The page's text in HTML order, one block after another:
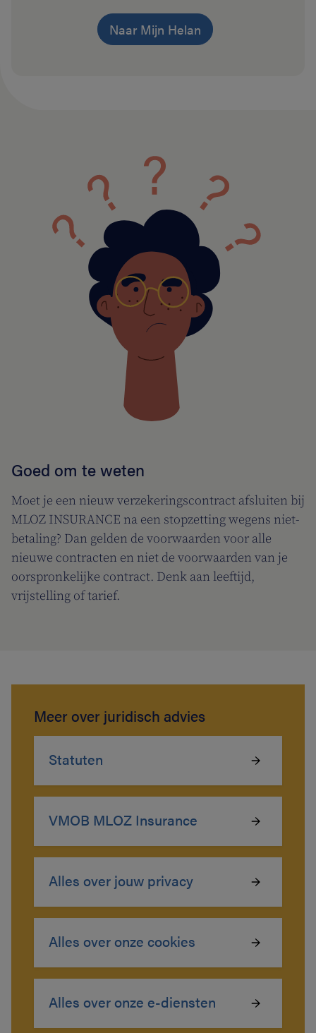
Naar Mijn Helan
Goed om te weten
Moet je een nieuw verzekeringscontract afsluiten bij
MLOZ INSURANCE na een stopzetting wegens niet-
betaling? Dan gelden de voorwaarden voor alle
nieuwe contracten en niet de voorwaarden van je
oorspronkelijke contract. Denk aan leeftijd,
vrijstelling of tarief.
Meer over juridisch advies
Statuten
VMOB MLOZ Insurance
Alles over jouw privacy
Alles over onze cookies
Alles over onze e-diensten